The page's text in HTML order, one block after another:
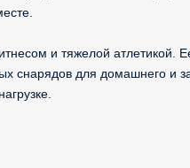
и тяжелой атлетикой.
снарядов для домашнего и